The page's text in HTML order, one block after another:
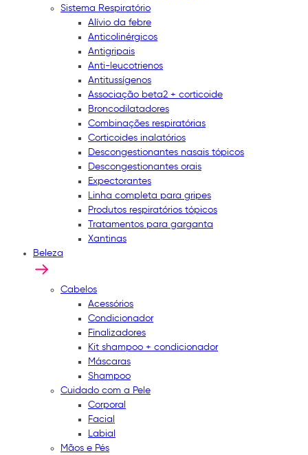
Sistema Respiratório
Alívio da febre
Anticolinérgicos
Antigripais
Anti-leucotrienos
Antitussígenos
Associação beta2 + corticoide
Broncodilatadores
Combinações respiratórias
Corticoides inalatórios
Descongestionantes nasais tópicos
Descongestionantes orais
Expectorantes
Linha completa para gripes
Produtos respiratórios tópicos
Tratamentos para garganta
Xantinas
Beleza
Cabelos
Acessórios
Condicionador
Finalizadores
Kit shampoo + condicionador
Máscaras
Shampoo
Cuidado com a Pele
Corporal
Facial
Labial
Mãos e Pés